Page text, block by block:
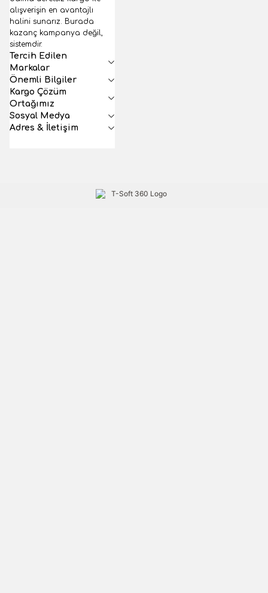
alışverişin en avantajlı
halini sunarız. Burada
kazanç kampanya değil,
sistemdir.
Tercih Edilen
Markalar
Önemli Bilgiler
Kargo Çözüm
Ortağımız
Sosyal Medya
Adres & İletişim